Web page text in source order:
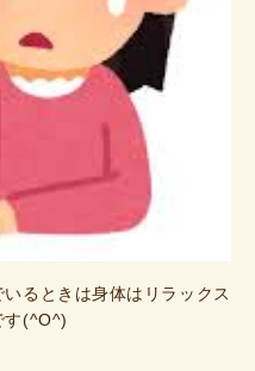
るときは身体はリラックス
す(^O^)